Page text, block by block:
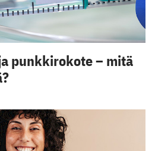
punkkirokote – mitä